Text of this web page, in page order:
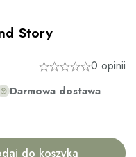
Story
0 opinii
Darmowa dostawa
do koszyka